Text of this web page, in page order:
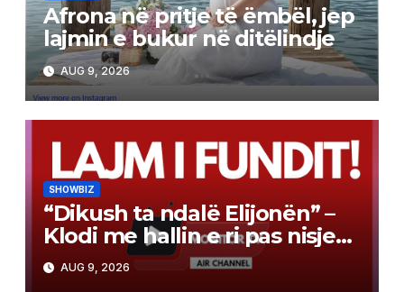
Afrona në pritje të ëmbël, jep
lajmin e bukur në ditëlindje
AUG 9, 2026
SHOWBIZ
“Dikush ta ndalë Elijonën” –
Klodi me hallin e ri pas nisjes
së bashkëjetesës
AUG 9, 2026